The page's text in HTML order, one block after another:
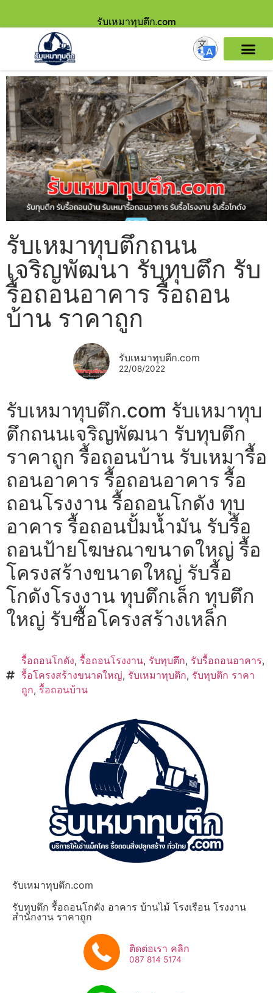
รับเหมาทุบตึก.com
รับเหมาทุบตึกถนน
เจริญพัฒนา รับทุบตึก รับ
รื้อถอนอาคาร รื้อถอน
บ้าน ราคาถูก
รับเหมาทุบตึก.com
22/08/2022
รับเหมาทุบตึก.com รับเหมาทุบ
ตึกถนนเจริญพัฒนา รับทุบตึก
ราคาถูก รื้อถอนบ้าน รับเหมารื้อ
ถอนอาคาร รื้อถอนอาคาร รื้อ
ถอนโรงงาน รื้อถอนโกดัง ทุบ
อาคาร รื้อถอนปั้มน้ำมัน รับรื้อ
ถอนป้ายโฆษณาขนาดใหญ่ รื้อ
โครงสร้างขนาดใหญ่ รับรื้อ
โกดังโรงงาน ทุบตึกเล็ก ทุบตึก
ใหญ่ รับซื้อโครงสร้างเหล็ก
รื้อถอนโกดัง, รื้อถอนโรงงาน, รับทุบตึก, รับรื้อถอนอาคาร,
รื้อโครงสร้างขนาดใหญ่, รับเหมาทุบตึก, รับทุบตึก ราคา
ถูก, รื้อถอนบ้าน
รับเหมาทุบตึก.com
รับทุบตึก รื้อถอนโกดัง อาคาร บ้านไม้ โรงเรือน โรงงาน
สำนักงาน ราคาถูก
ติดต่อเรา คลิก
087 814 5174